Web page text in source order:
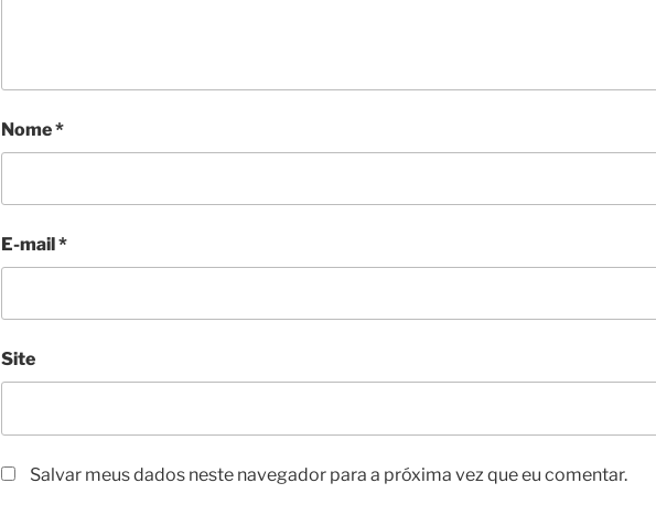
Nome*
E-mail*
Site
Salvar meus dados neste navegador para a próxima vez que eu comentar.